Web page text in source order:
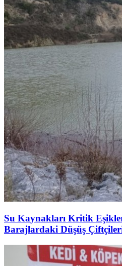
Su Kaynakları Kritik
Barajlardaki Düşüş